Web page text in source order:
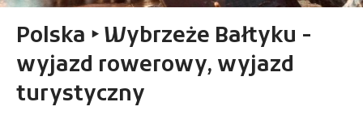
Polska ‣ Wybrzeże Bałtyku -
wyjazd rowerowy, wyjazd
turystyczny